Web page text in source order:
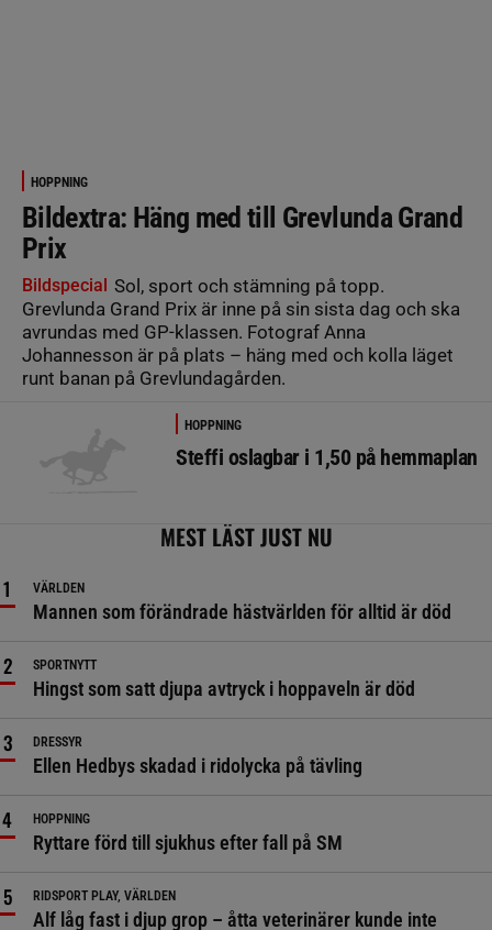
HOPPNING
Bildextra: Häng med till Grevlunda Grand
Prix
Bildspecial Sol, sport och stämning på topp.
Grevlunda Grand Prix är inne på sin sista dag och ska
avrundas med GP-klassen. Fotograf Anna
Johannesson är på plats – häng med och kolla läget
runt banan på Grevlundagården.
HOPPNING
Steffi oslagbar i 1,50 på hemmaplan
MEST LÄST JUST NU
VÄRLDEN
Mannen som förändrade hästvärlden för alltid är död
SPORTNYTT
Hingst som satt djupa avtryck i hoppaveln är död
DRESSYR
Ellen Hedbys skadad i ridolycka på tävling
HOPPNING
Ryttare förd till sjukhus efter fall på SM
RIDSPORT PLAY, VÄRLDEN
Alf låg fast i djup grop – åtta veterinärer kunde inte